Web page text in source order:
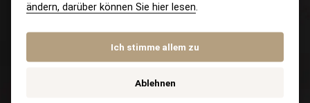
Dienstleistungen
ändern, darüber können Sie hier lesen
Ich stimme allem zu
Ablehnen